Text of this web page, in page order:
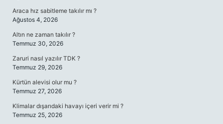
Araca hız sabitleme takılır mı ?
Ağustos 4, 2026
Altın ne zaman takılır ?
Temmuz 30, 2026
Zaruri nasıl yazılır TDK ?
Temmuz 29, 2026
Kürtün alevisi olur mu ?
Temmuz 27, 2026
Klimalar dışarıdaki havayı içeri verir mi ?
Temmuz 25, 2026